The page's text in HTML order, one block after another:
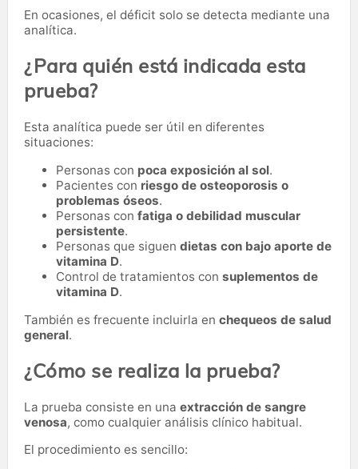
En ocasiones, el déficit solo se detecta mediante una
analítica.
¿Para quién está indicada esta
prueba?
Esta analítica puede ser útil en diferentes
situaciones:
Personas con poca exposición al sol.
Pacientes con riesgo de osteoporosis o
problemas óseos.
Personas con fatiga o debilidad muscular
persistente.
Personas que siguen dietas con bajo aporte de
vitamina D.
Control de tratamientos con suplementos de
vitamina D.
También es frecuente incluirla en chequeos de salud
general.
¿Cómo se realiza la prueba?
La prueba consiste en una extracción de sangre
venosa, como cualquier análisis clínico habitual.
El procedimiento es sencillo: